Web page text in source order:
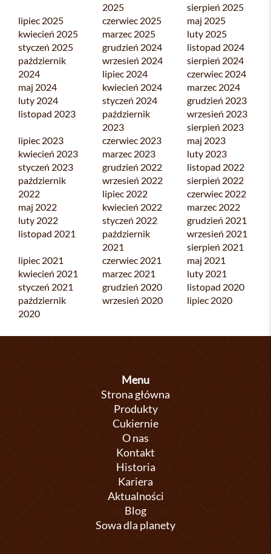
2025
sierpień 2025
lipiec 2025
czerwiec 2025
maj 2025
kwiecień 2025
marzec 2025
luty 2025
styczeń 2025
grudzień 2024
listopad 2024
październik
2024
wrzesień 2024
sierpień 2024
lipiec 2024
czerwiec 2024
maj 2024
kwiecień 2024
marzec 2024
luty 2024
styczeń 2024
grudzień 2023
listopad 2023
październik
2023
wrzesień 2023
sierpień 2023
lipiec 2023
czerwiec 2023
maj 2023
kwiecień 2023
marzec 2023
luty 2023
styczeń 2023
grudzień 2022
listopad 2022
październik
2022
wrzesień 2022
sierpień 2022
lipiec 2022
czerwiec 2022
maj 2022
kwiecień 2022
marzec 2022
luty 2022
styczeń 2022
grudzień 2021
listopad 2021
październik
2021
wrzesień 2021
sierpień 2021
lipiec 2021
czerwiec 2021
maj 2021
kwiecień 2021
marzec 2021
luty 2021
styczeń 2021
grudzień 2020
listopad 2020
październik
2020
wrzesień 2020 lipiec 2020
Menu
Strona główna
Produkty
Cukiernie
O nas
Kontakt
Historia
Kariera
Aktualności
Blog
Sowa dla planety